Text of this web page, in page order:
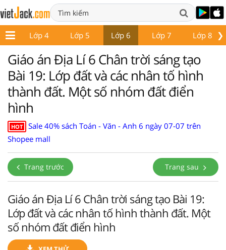
❯
3 Lớp 4 Lớp 5 Lớp 6 Lớp 7 Lớp 8
Giáo án Địa Lí 6 Chân trời sáng tạo
Bài 19: Lớp đất và các nhân tố hình
thành đất. Một số nhóm đất điển
hình
HOT
Sale 40% sách Toán - Văn - Anh 6 ngày 07-07 trên
Shopee mall
Trang trước Trang sau
Giáo án Địa Lí 6 Chân trời sáng tạo Bài 19:
Lớp đất và các nhân tố hình thành đất. Một
số nhóm đất điển hình